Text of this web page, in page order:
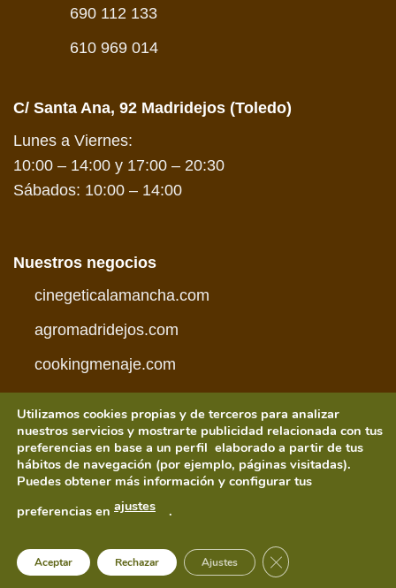
690 112 133
610 969 014
C/ Santa Ana, 92 Madridejos (Toledo)
Lunes a Viernes:
10:00 – 14:00 y 17:00 – 20:30
Sábados: 10:00 – 14:00
Nuestros negocios
cinegeticalamancha.com
agromadridejos.com
cookingmenaje.com
Visa PayPal MasterCardAmerican
Express
Credit
Card
Visa
CONDICIONES DE COMPRA
POLÍTICA DE COOKIES
cinegeticalamancha.com
mano y con mucho
porUNBUENPLAN GROUP
Utilizamos cookies propias y de terceros para analizar
nuestros servicios y mostrarte publicidad relacionada con tus
preferencias en base a un perfil elaborado a partir de tus
hábitos de navegación (por ejemplo, páginas visitadas).
Puedes obtener más información y configurar tus
preferencias en ajustes .
Aceptar Rechazar Ajustes CERRAR EL